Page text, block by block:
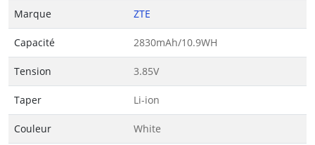
Marque ZTE
Capacité 2830mAh/10.9WH
Tension 3.85V
Taper Li-ion
Couleur White